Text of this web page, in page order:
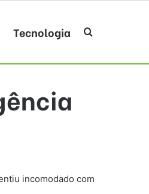
Tecnologia Procurar por
incomodado com